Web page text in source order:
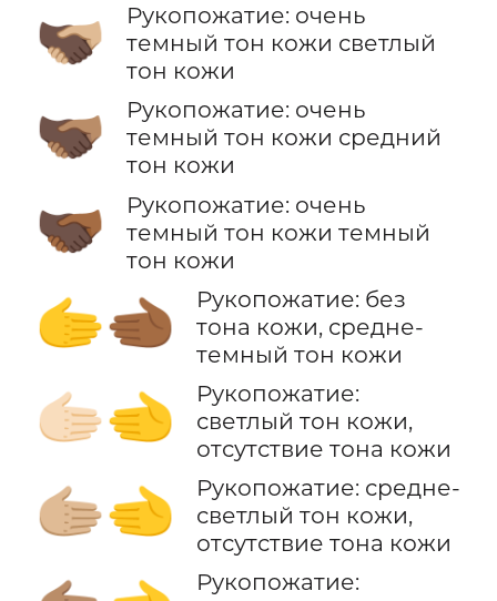
🫱🏿‍🫲🏼
Рукопожатие: очень
темный тон кожи светлый
тон кожи
🫱🏿‍🫲🏽
Рукопожатие: очень
темный тон кожи средний
тон кожи
🫱🏿‍🫲🏾
Рукопожатие: очень
темный тон кожи темный
тон кожи
🫱‍🫲🏾
Рукопожатие: без
тона кожи, средне-
темный тон кожи
🫱🏻‍🫲
Рукопожатие:
светлый тон кожи,
отсутствие тона кожи
🫱🏼‍🫲
Рукопожатие: средне-
светлый тон кожи,
отсутствие тона кожи
Рукопожатие: